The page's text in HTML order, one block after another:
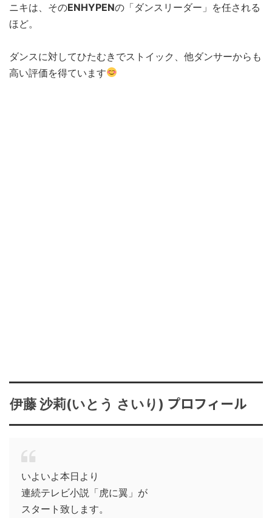
ニキは、そのENHYPENの「ダンスリーダー」を任される
ほど。
ダンスに対してひたむきでストイック、他ダンサーからも
高い評価を得ています
伊藤 沙莉(いとう さいり) プロフィール
いよいよ本日より
連続テレビ小説「虎に翼」が
スタート致します。